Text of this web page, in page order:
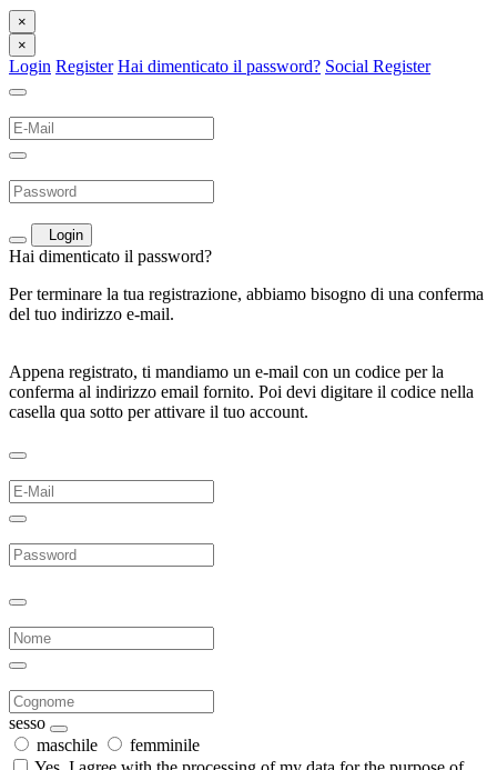
×
×
Login Register Hai dimenticato il password? Social Register
Login
Hai dimenticato il password?
Per terminare la tua registrazione, abbiamo bisogno di una conferma
del tuo indirizzo e-mail.
Appena registrato, ti mandiamo un e-mail con un codice per la
conferma al indirizzo email fornito. Poi devi digitare il codice nella
casella qua sotto per attivare il tuo account.
sesso
maschile
femminile